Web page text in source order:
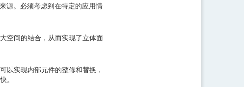
源。必须考虑到在特定的应用情
空间的结合，从而实现了立体面
以实现内部元件的整修和替换，
。